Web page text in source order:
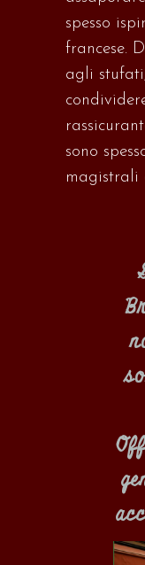
spesso
francese.
agli
sono
magistrali